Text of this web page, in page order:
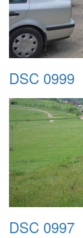
DSC 0999
DSC 0997